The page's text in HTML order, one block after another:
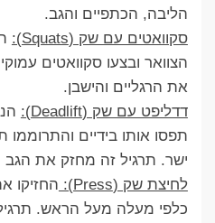
הליבה, הכתפיים והגב.
סקוואטים עם שק (Squats):
הצוואר ובצעו סקוואטים
את הרגליים והישבן.
דדליפט עם שק (Deadlift):
תפסו אותו בידיים והתרוממו
ישר. תרגיל זה מחזק את הגב
לחיצת שק (Press):
החזיקו
כלפי מעלה מעל הראש.